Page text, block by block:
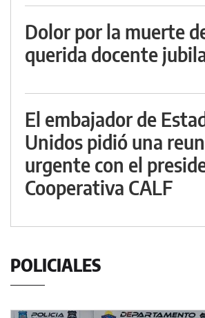
Dolor por la muerte
querida docente
El embajador de
Unidos pidió una
urgente con el
Cooperativa CALF
POLICIALES